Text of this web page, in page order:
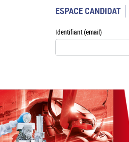
ESPACE CANDIDAT
Identifiant (email)